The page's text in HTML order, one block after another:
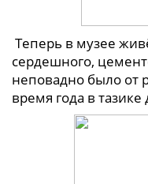
Теперь в музее
сердешного,
неповадно было от
время года в тазике